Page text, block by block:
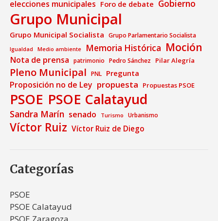
elecciones municipales Foro de debate Gobierno
Grupo Municipal
Grupo Municipal Socialista Grupo Parlamentario Socialista
Igualdad Medio ambiente Memoria Histórica Moción
Nota de prensa patrimonio Pedro Sánchez Pilar Alegría
Pleno Municipal PNL Pregunta
Proposición no de Ley propuesta Propuestas PSOE
PSOE PSOE Calatayud
Sandra Marín senado Turismo Urbanismo
Víctor Ruiz Víctor Ruiz de Diego
Categorías
PSOE
PSOE Calatayud